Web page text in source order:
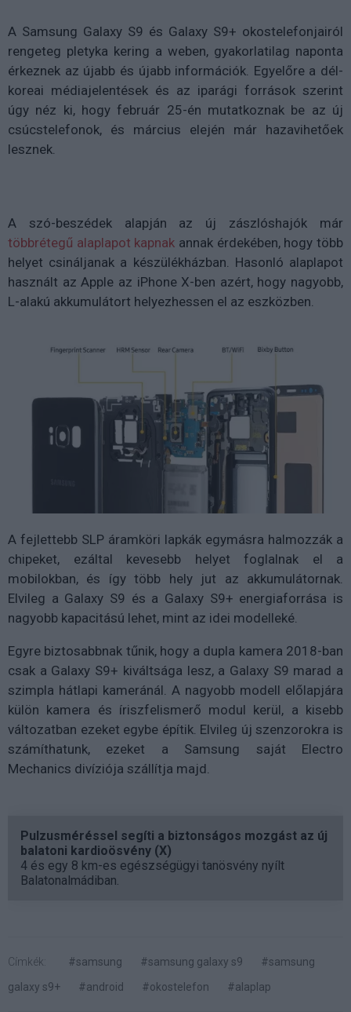
A Samsung Galaxy S9 és Galaxy S9+ okostelefonjairól
rengeteg pletyka kering a weben, gyakorlatilag naponta
érkeznek az újabb és újabb információk. Egyelőre a dél-
koreai médiajelentések és az iparági források szerint
úgy néz ki, hogy február 25-én mutatkoznak be az új
csúcstelefonok, és március elején már hazavihetőek
lesznek.
A szó-beszédek alapján az új zászlóshajók már
többrétegű alaplapot kapnak annak érdekében, hogy több
helyet csináljanak a készülékházban. Hasonló alaplapot
használt az Apple az iPhone X-ben azért, hogy nagyobb,
L-alakú akkumulátort helyezhessen el az eszközben.
A fejlettebb SLP áramköri lapkák egymásra halmozzák a
chipeket, ezáltal kevesebb helyet foglalnak el a
mobilokban, és így több hely jut az akkumulátornak.
Elvileg a Galaxy S9 és a Galaxy S9+ energiaforrása is
nagyobb kapacitású lehet, mint az idei modelleké.
Egyre biztosabbnak tűnik, hogy a dupla kamera 2018-ban
csak a Galaxy S9+ kiváltsága lesz, a Galaxy S9 marad a
szimpla hátlapi kameránál. A nagyobb modell előlapjára
külön kamera és íriszfelismerő modul kerül, a kisebb
változatban ezeket egybe építik. Elvileg új szenzorokra is
számíthatunk, ezeket a Samsung saját Electro
Mechanics divíziója szállítja majd.
Pulzusméréssel segíti a biztonságos mozgást az új
balatoni kardioösvény (X)
4 és egy 8 km-es egészségügyi tanösvény nyílt
Balatonalmádiban.
Címkék: #samsung #samsung galaxy s9
#samsung
galaxy s9+
#android #okostelefon #alaplap